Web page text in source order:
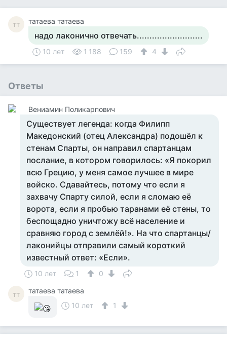
тт татаева татаева
надо лаконично отвечать..........................
10 лет 1 188 159 4
Ответы
Вениамин Поликарпович
Существует легенда: когда Филипп
Македонский (отец Александра) подошёл к
стенам Спарты, он направил спартанцам
послание, в котором говорилось: «Я покорил
всю Грецию, у меня самое лучшее в мире
войско. Сдавайтесь, потому что если я
захвачу Спарту силой, если я сломаю её
ворота, если я пробью таранами её стены, то
беспощадно уничтожу всё население и
сравняю город с землёй!». На что спартанцы/
лаконийцы отправили самый короткий
известный ответ: «Если».
10 лет 1 0
тт
татаева татаева
10 лет
1